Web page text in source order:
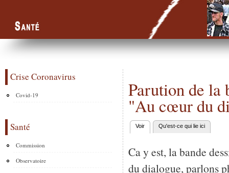
Crise Coronavirus
Covid-19
Santé
Commission
Observatoire
Parution de la
"Au cœur du
Onglets principaux
Voir (onglet actif)
Qu'est-ce qui lie ici
Ca y est, la bande
du dialogue, parlons